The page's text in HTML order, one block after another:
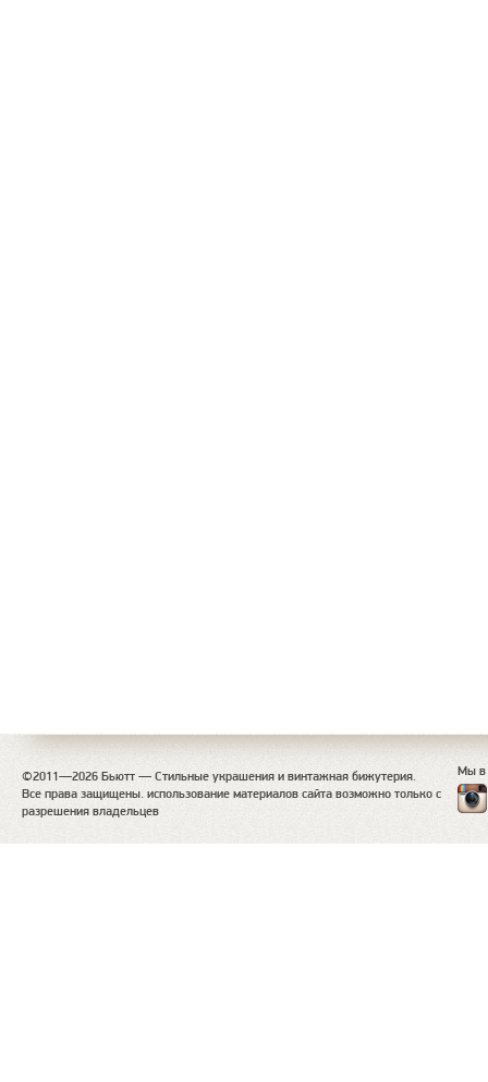
©2011—2026 Бьютт — Стильные украшения и винтажная бижутерия.
Все права защищены. использование материалов сайта возможно только с
разрешения владельцев
Мы в